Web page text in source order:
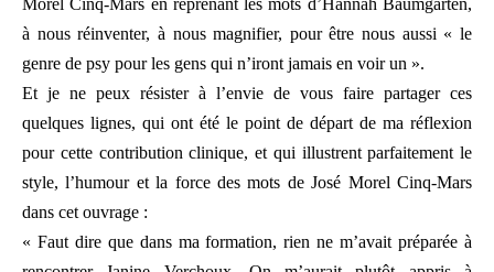
Morel Cinq-Mars en reprenant les mots d’Hannah Baumgarten,
à nous réinventer, à nous magnifier, pour être nous aussi « le
genre de psy pour les gens qui n’iront jamais en voir un ».
Et je ne peux résister à l’envie de vous faire partager ces
quelques lignes, qui ont été le point de départ de ma réflexion
pour cette contribution clinique, et qui illustrent parfaitement le
style, l’humour et la force des mots de José Morel Cinq-Mars
dans cet ouvrage :
« Faut dire que dans ma formation, rien ne m’avait préparée à